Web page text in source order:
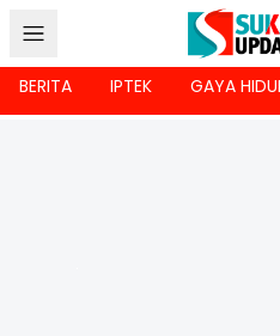
BERITA IPTEK GAYA